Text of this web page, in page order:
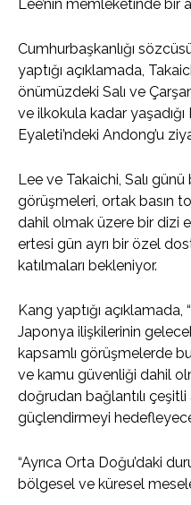
Lee’nin memleketinde bir
Cumhurbaşkanlığı
yaptığı açıklamada,
önümüzdeki Salı ve
ve ilkokula kadar
Eyaleti’ndeki Andong’u
Lee ve Takaichi, Salı
görüşmeleri, ortak basın
dahil olmak üzere bir dizi
ertesi gün ayrı bir özel
katılmaları bekleniyor.
Kang yaptığı
Japonya ilişkilerinin
kapsamlı görüşmelerde
ve kamu güvenliği dahil
doğrudan bağlantılı
güçlendirmeyi
“Ayrıca Orta Doğu’daki
bölgesel ve küresel